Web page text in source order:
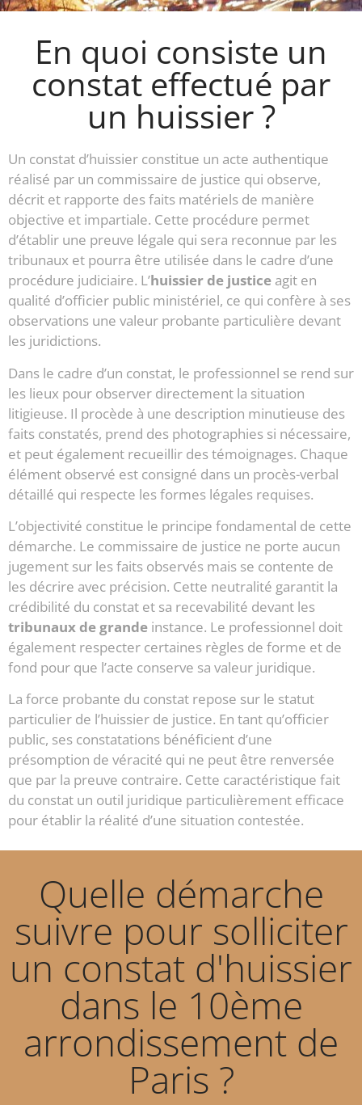
En quoi consiste un
constat effectué par
un huissier ?
Un constat d’huissier constitue un acte authentique
réalisé par un commissaire de justice qui observe,
décrit et rapporte des faits matériels de manière
objective et impartiale. Cette procédure permet
d’établir une preuve légale qui sera reconnue par les
tribunaux et pourra être utilisée dans le cadre d’une
procédure judiciaire. L’huissier de justice agit en
qualité d’officier public ministériel, ce qui confère à ses
observations une valeur probante particulière devant
les juridictions.
Dans le cadre d’un constat, le professionnel se rend sur
les lieux pour observer directement la situation
litigieuse. Il procède à une description minutieuse des
faits constatés, prend des photographies si nécessaire,
et peut également recueillir des témoignages. Chaque
élément observé est consigné dans un procès-verbal
détaillé qui respecte les formes légales requises.
L’objectivité constitue le principe fondamental de cette
démarche. Le commissaire de justice ne porte aucun
jugement sur les faits observés mais se contente de
les décrire avec précision. Cette neutralité garantit la
crédibilité du constat et sa recevabilité devant les
tribunaux de grande instance. Le professionnel doit
également respecter certaines règles de forme et de
fond pour que l’acte conserve sa valeur juridique.
La force probante du constat repose sur le statut
particulier de l’huissier de justice. En tant qu’officier
public, ses constatations bénéficient d’une
présomption de véracité qui ne peut être renversée
que par la preuve contraire. Cette caractéristique fait
du constat un outil juridique particulièrement efficace
pour établir la réalité d’une situation contestée.
Quelle démarche
suivre pour solliciter
un constat d'huissier
dans le 10ème
arrondissement de
Paris ?